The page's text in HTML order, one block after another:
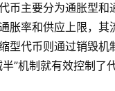
币主要分为通胀型和
胀率和供应上限，其
型代币则通过销毁机
”机制就有效控制了